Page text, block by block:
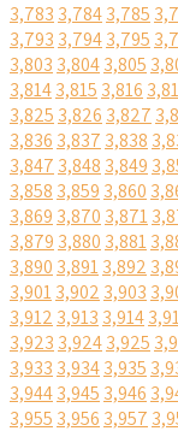
3,783 3,7843,785
3,793 3,7943,795
3,803 3,8043,805
3,8143,815 3,816
3,825 3,826 3,827
3,836 3,837 3,838
3,847 3,848 3,849
3,858 3,859 3,860
3,869 3,870 3,871
3,879 3,880 3,881
3,890 3,8913,892
3,9013,902 3,903
3,912 3,913 3,914
3,923 3,9243,925
3,933 3,9343,935
3,9443,945 3,946
3,955 3,956 3,957